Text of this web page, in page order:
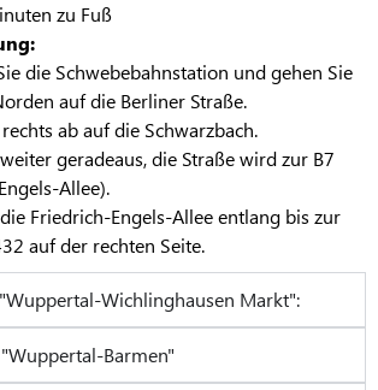
zu Fuß
die Schwebebahnstation und gehen Sie
auf die Berliner Straße.
ab auf die Schwarzbach.
geradeaus, die Straße wird zur B7
Allee).
Friedrich-Engels-Allee entlang bis zur
auf der rechten Seite.
Wichlinghausen Markt":
Barmen"